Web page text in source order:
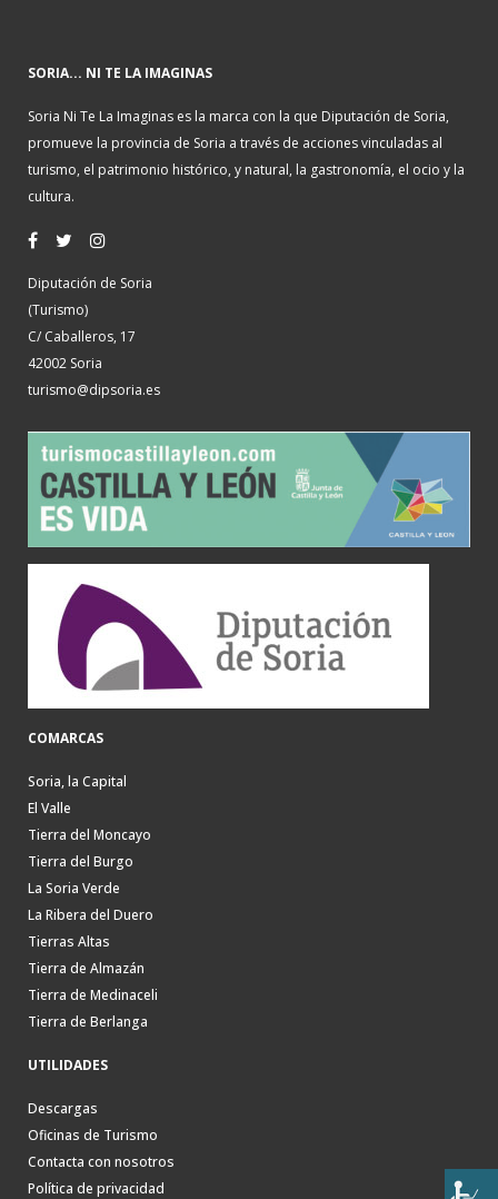
SORIA... NI TE LA IMAGINAS
Soria Ni Te La Imaginas es la marca con la que Diputación de Soria,
promueve la provincia de Soria a través de acciones vinculadas al
turismo, el patrimonio histórico, y natural, la gastronomía, el ocio y la
cultura.
Diputación de Soria
(Turismo)
C/ Caballeros, 17
42002 Soria
turismo@dipsoria.es
COMARCAS
Soria, la Capital
El Valle
Tierra del Moncayo
Tierra del Burgo
La Soria Verde
La Ribera del Duero
Tierras Altas
Tierra de Almazán
Tierra de Medinaceli
Tierra de Berlanga
UTILIDADES
Descargas
Oficinas de Turismo
Contacta con nosotros
Política de privacidad